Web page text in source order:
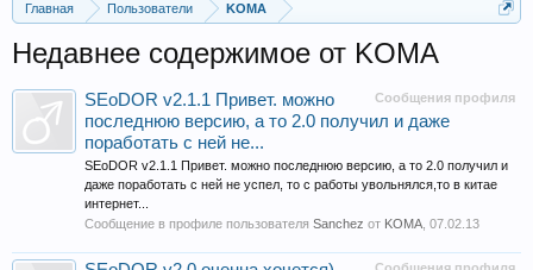
Главная Пользователи KOMA
Недавнее содержимое от KOMA
Сообщения профиля
SEoDOR v2.1.1 Привет. можно
последнюю версию, а то 2.0 получил и даже
поработать с ней не...
SEoDOR v2.1.1 Привет. можно последнюю версию, а то 2.0 получил и
даже поработать с ней не успел, то с работы увольнялся,то в китае
интернет...
Сообщение в профиле пользователя Sanchez от KOMA 07.02.13